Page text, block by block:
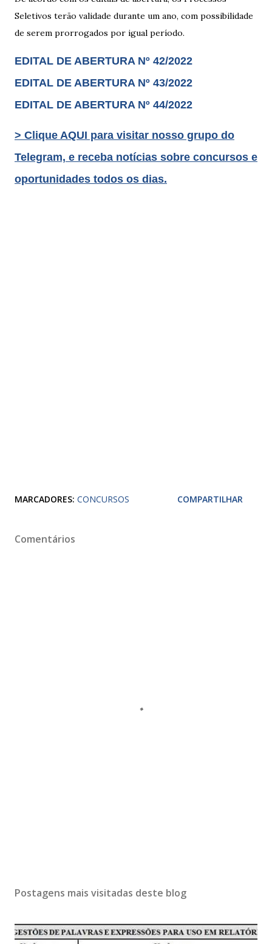
Seletivos terão validade durante um ano, com possibilidade
de serem prorrogados por igual período.
EDITAL DE ABERTURA Nº 42/2022
EDITAL DE ABERTURA Nº 43/2022
EDITAL DE ABERTURA Nº 44/2022
> Clique AQUI para visitar nosso grupo do
Telegram, e receba notícias sobre concursos e
oportunidades todos os dias.
MARCADORES: CONCURSOS COMPARTILHAR
Comentários
Postagens mais visitadas deste blog